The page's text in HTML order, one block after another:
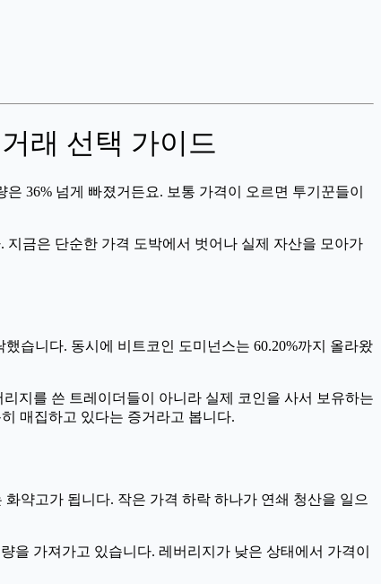
래 선택 가이드
36% 넘게 빠졌거든요. 보통 가격이 오르면 투기꾼들이
금은 단순한 가격 도박에서 벗어나 실제 자산을 모아가
습니다. 동시에 비트코인 도미넌스는 60.20%까지 올라왔
지를 쓴 트레이더들이 아니라 실제 코인을 사서 보유하는
매집하고 있다는 증거라고 봅니다.
약고가 됩니다. 작은 가격 하락 하나가 연쇄 청산을 일으
가져가고 있습니다. 레버리지가 낮은 상태에서 가격이